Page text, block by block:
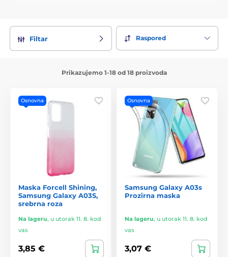
Filtar Raspored
Prikazujemo 1-18 od 18 proizvoda
Osnovna
Maska Forcell Shining,
Samsung Galaxy A03S,
srebrna roza
Na lageru, u utorak 11. 8. kod
vas
3,85 €
Osnovna
Samsung Galaxy A03s
Prozirna maska
Na lageru, u utorak 11. 8. kod
vas
3,07 €